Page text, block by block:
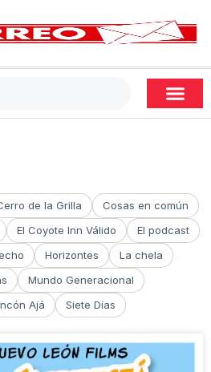
de la Grilla
Cosas en común
El Coyote Inn Válido
El podcast
Horizontes
La chela
Mundo Generacional
Ajá Siete Días